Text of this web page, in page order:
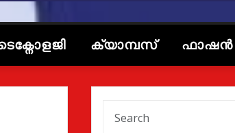
ക്യാമ്പസ് ഫാഷൻ